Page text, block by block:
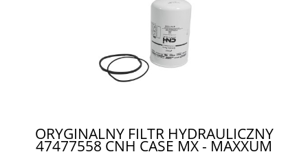
ORYGINALNY FILTR HYDRAULICZNY
47477558 CNH CASE MX - MAXXUM